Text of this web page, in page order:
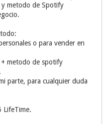
y metodo de Spotify
o para vender en
metodo de spotify
parte, para cualquier duda
LifeTime.